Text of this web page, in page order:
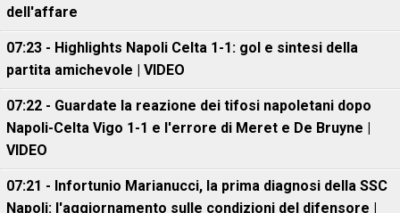
dell'affare
07:23 - Highlights Napoli Celta 1-1: gol e sintesi della
partita amichevole | VIDEO
07:22 - Guardate la reazione dei tifosi napoletani dopo
Napoli-Celta Vigo 1-1 e l'errore di Meret e De Bruyne |
VIDEO
07:21 - Infortunio Marianucci, la prima diagnosi della SSC
Napoli: l'aggiornamento sulle condizioni del difensore |